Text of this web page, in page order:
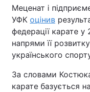
Меценат і
УФК оцінив
федерації карате
напрями її
українського
За словами
карате базується